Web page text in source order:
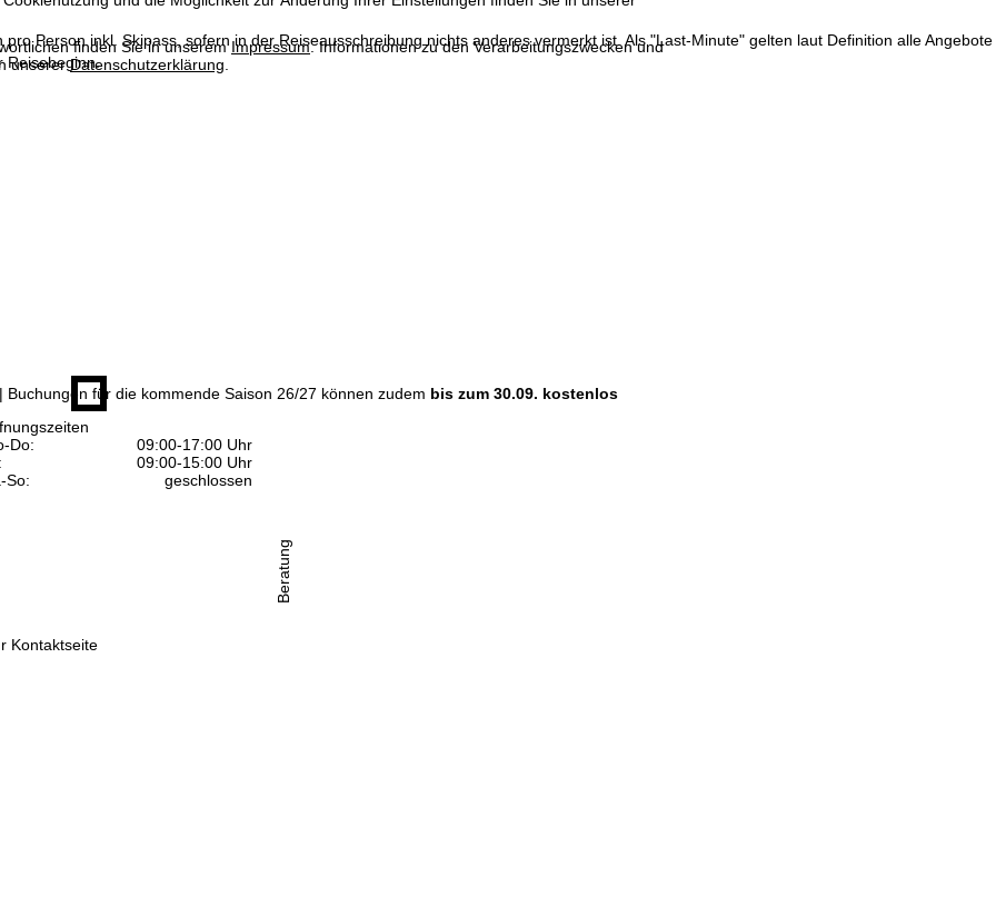
finden Sie in unseremImpressum. Informationen zu den Verarbeitungszwecken und
unsererDatenschutzerklärung
Do:
09:00-17:00 Uhr
09:00-15:00 Uhr
So:
geschlossen
Kontaktseite
Beratung
pro Person inkl. Skipass, sofern in der Reiseausschreibung nichts anderes vermerkt ist. Als "Last-Minute" gelten laut Definition alle Angebote
Reisebeginn.
für die kommende Saison 26/27 können zudem bis zum 30.09. kostenlos